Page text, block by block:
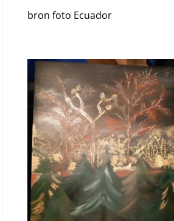
bron foto Ecuador